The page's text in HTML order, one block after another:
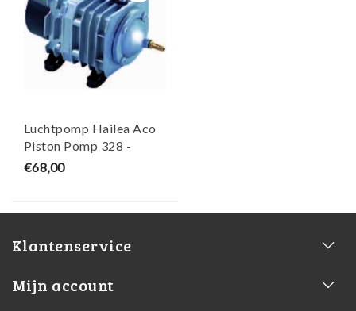
Luchtpomp Hailea Aco
Piston Pomp 328 -
Hailea
€68,00
Klantenservice
Mijn account